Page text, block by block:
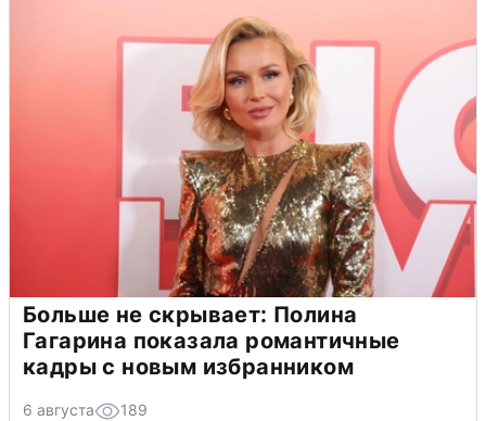
Больше не скрывает: Полина
Гагарина показала романтичные
кадры с новым избранником
6 августа 189